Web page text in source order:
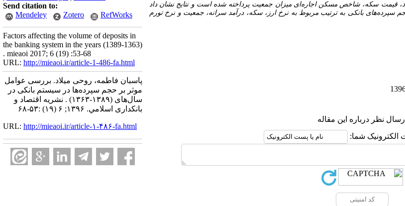
قیمت سکه، شاخص مسکن اجارهای میزان جمعیت پرداخته شده است و نتایج نشان داد
سپرده‌های بانکی به ترتیب مربوط به نرخ ارز، سکه، درآمد سرانه، جمعیت و نرخ تورم
ارسال نظر درباره این مقاله
الکترونیک شما:
Send citation to:
Mendeley
Zotero RefWorks
Factors affecting the volume of deposits in
the banking system in the years (1389-1363)
. mieaoi 2017; 6 (19) :53-68
URL: http://mieaoi.ir/article-1-486-fa.html
پاسبان فاطمه، روحی میلاد. بررسی عوامل
موثر بر حجم سپرده‌ها در سیستم بانکی در
سال‌های (۱۳۸۹-۱۳۶۳) . نشریه اقتصاد و
بانکداری اسلامي. ۱۳۹۶; ۶ (۱۹) :۵۳-۶۸
URL: http://mieaoi.ir/article-۱-۴۸۶-fa.html